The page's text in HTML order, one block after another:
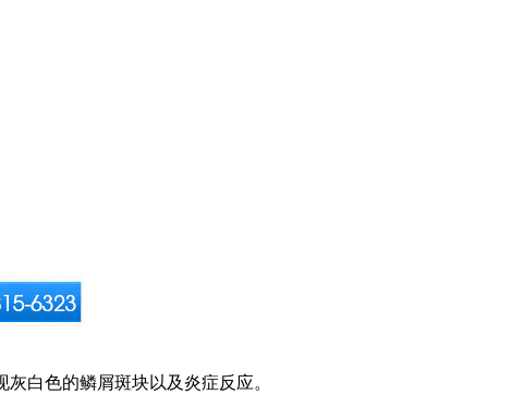
白色的鳞屑斑块以及炎症反应。